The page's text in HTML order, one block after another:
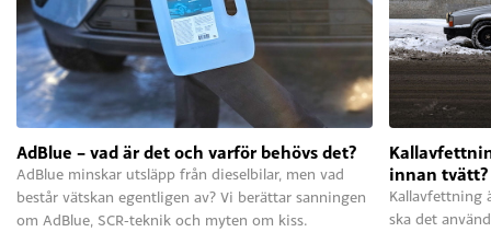
AdBlue – vad är det och varför behövs det?
AdBlue minskar utsläpp från dieselbilar, men vad
består vätskan egentligen av? Vi berättar sanningen
om AdBlue, SCR-teknik och myten om kiss.
innan tvätt?
Kallavfettning
ska det